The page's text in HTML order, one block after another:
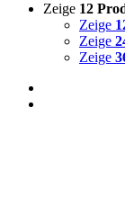
Zeige 12
Zeige
Zeige
Zeige